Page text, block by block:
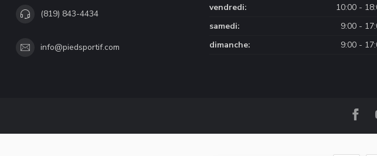
(819) 843-4434
info@piedsportif.com
vendredi:
10:00 -
samedi:
9:00 -
dimanche:
9:00 -